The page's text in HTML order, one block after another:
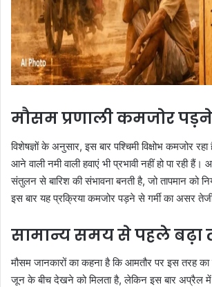
मौसम प्रणाली कमजोर पड़ने
विशेषज्ञों के अनुसार, इस बार पश्चिमी विक्षोभ कमजोर
आने वाली नमी वाली हवाएं भी प्रभावी नहीं हो पा रही
संतुलन से बारिश की संभावना बनती है, जो तापमान को
इस बार यह प्रक्रिया कमजोर पड़ने से गर्मी का असर
सामान्य समय से पहले बढ़ा
मौसम जानकारों का कहना है कि आमतौर पर इस तरह
जून के बीच देखने को मिलता है, लेकिन इस बार अप्रैल में